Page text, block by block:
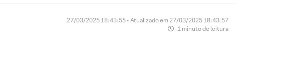
27/03/2025 18:43:55 • Atualizado em 27/03/2025 18:43:57
1 minuto de leitura